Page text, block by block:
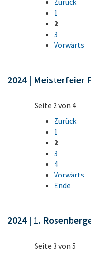
Zurück
1
2
3
Vorwärts
2024 | Meisterfeier
Seite 2 von 4
Zurück
1
2
3
4
Vorwärts
Ende
2024 | 1.
Seite 3 von 5